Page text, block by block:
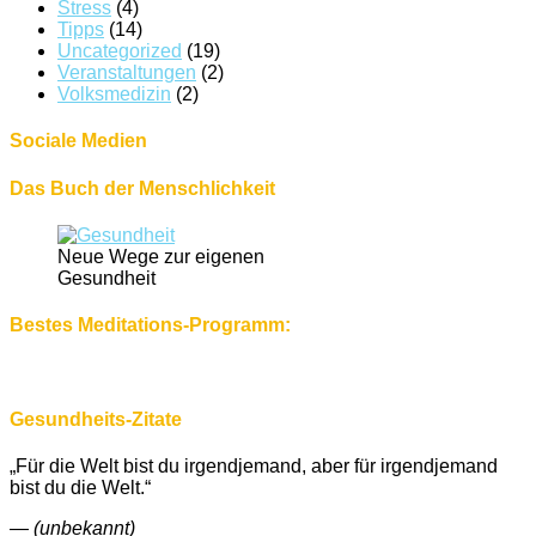
Stress (4)
Tipps (14)
Uncategorized (19)
Veranstaltungen (2)
Volksmedizin (2)
Sociale Medien
Das Buch der Menschlichkeit
Neue Wege zur eigenen
Gesundheit
Bestes Meditations-Programm:
Gesundheits-Zitate
„Für die Welt bist du irgendjemand, aber für irgendjemand
bist du die Welt.“
— (unbekannt)